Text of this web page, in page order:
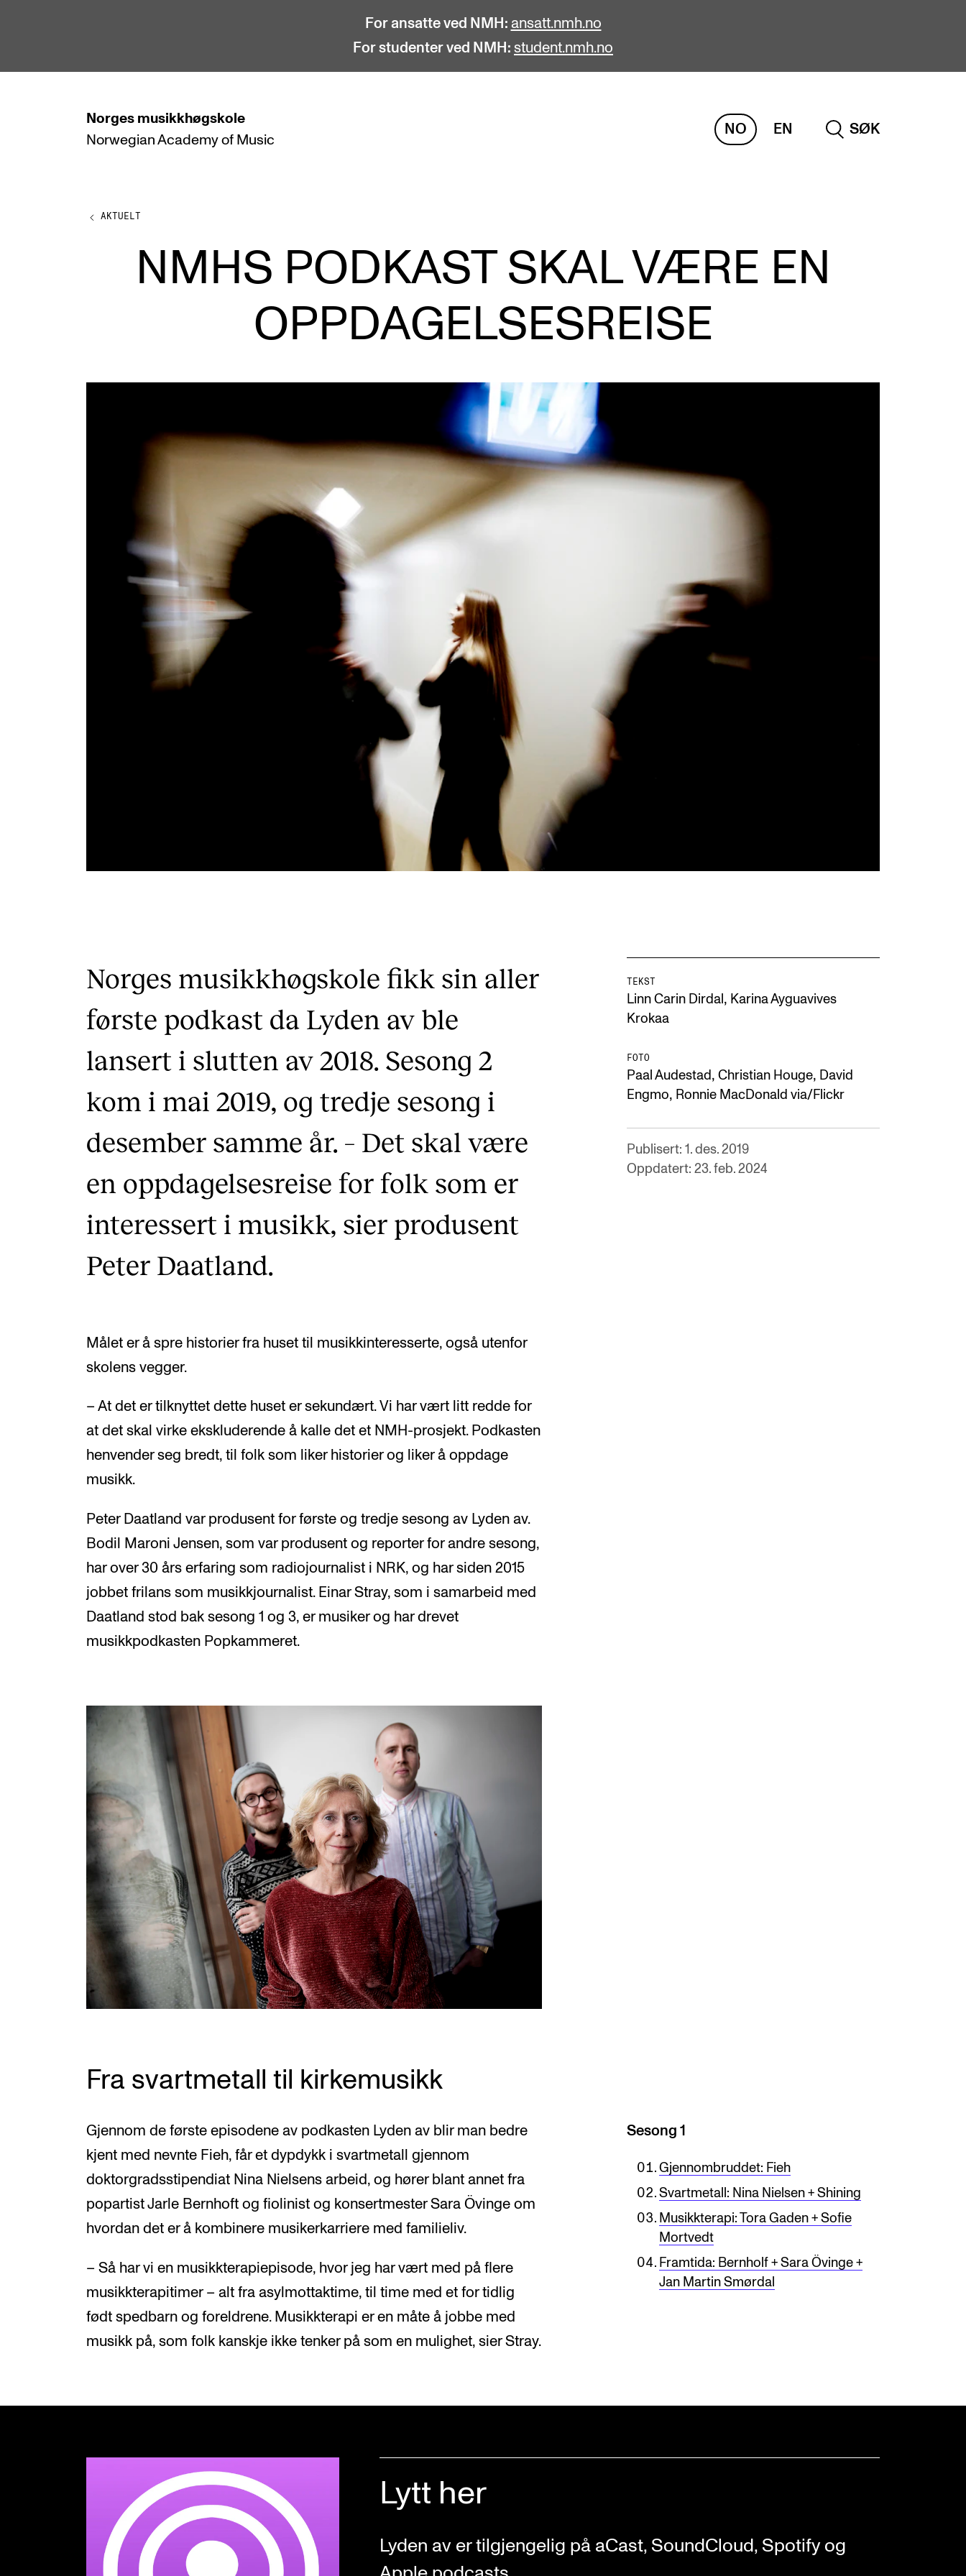
For ansatte ved NMH: ansatt.nmh.no
For studenter ved NMH: student.nmh.no
Norges musikkhøgskole
Norwegian Academy of Music
NO EN
SØK
STUDIER
Bachelor
Doktorgrad Salane våre Prosjekter
INTERNASJONALT
Nettverk
IN.TUNE
Arrangementer og konserter
Nyheter og historier
Ledige stillinger
Om Norges musikkhøgskole
Kontakt oss
AKTUELT
NMHS PODKAST SKAL VÆRE EN
OPPDAGELSESREISE
Norges musikkhøgskole fikk sin aller
første podkast da Lyden av ble
lansert i slutten av 2018. Sesong 2
kom i mai 2019, og tredje sesong i
desember samme år. – Det skal være
en oppdagelsesreise for folk som er
interessert i musikk, sier produsent
Peter Daatland.
TEKST
Linn Carin Dirdal , Karina Ayguavives
Krokaa
FOTO
Paal Audestad , Christian Houge, David
Engmo, Ronnie MacDonald via/Flickr
Publisert: 1. des. 2019
Oppdatert: 23. feb. 2024
Målet er å spre historier fra huset til musikkinteresserte, også utenfor
skolens vegger.
– At det er tilknyttet dette huset er sekundært. Vi har vært litt redde for
at det skal virke ekskluderende å kalle det et NMH-prosjekt. Podkasten
henvender seg bredt, til folk som liker historier og liker å oppdage
musikk.
Peter Daatland var produsent for første og tredje sesong av Lyden av.
Bodil Maroni Jensen, som var produsent og reporter for andre sesong,
har over 30 års erfaring som radiojournalist i NRK, og har siden 2015
jobbet frilans som musikkjournalist. Einar Stray, som i samarbeid med
Daatland stod bak sesong 1 og 3, er musiker og har drevet
musikkpodkasten Popkammeret.
Fra svartmetall til kirkemusikk
Gjennom de første episodene av podkasten Lyden av blir man bedre
kjent med nevnte Fieh, får et dypdykk i svartmetall gjennom
doktorgradsstipendiat Nina Nielsens arbeid, og hører blant annet fra
popartist Jarle Bernhoft og fiolinist og konsertmester Sara Övinge om
hvordan det er å kombinere musikerkarriere med familieliv.
– Så har vi en musikkterapiepisode, hvor jeg har vært med på flere
musikkterapitimer – alt fra asylmottaktime, til time med et for tidlig
født spedbarn og foreldrene. Musikkterapi er en måte å jobbe med
musikk på, som folk kanskje ikke tenker på som en mulighet, sier Stray.
Sesong 1
Gjennombruddet: Fieh
Svartmetall: Nina Nielsen + Shining
Musikkterapi: Tora Gaden + Sofie
Mortvedt
Framtida: Bernholf + Sara Övinge +
Jan Martin Smørdal
Lytt her
Lyden av er tilgjengelig på aCast, SoundCloud, Spotify og